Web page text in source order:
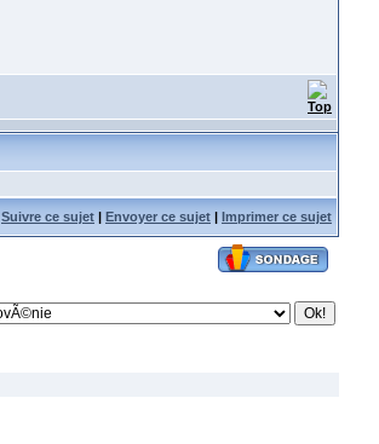
Suivre ce sujet | Envoyer ce sujet | Imprimer ce sujet